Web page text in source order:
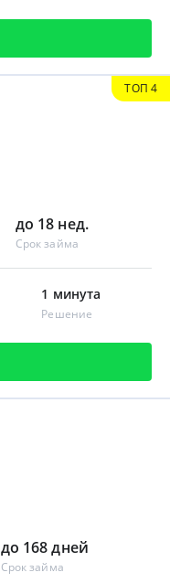
до 18 нед.
Срок займа
1 минута
Решение
ТОП 4
до 168 дней
Срок займа